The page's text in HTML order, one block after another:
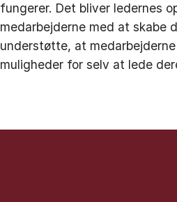
fungerer. Det bliver ledernes
medarbejderne med at skabe
understøtte, at
muligheder for selv at lede